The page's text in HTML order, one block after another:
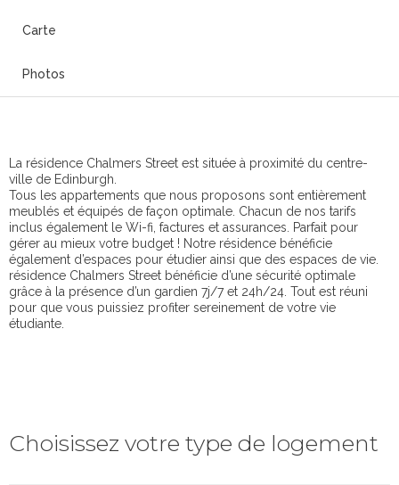
Carte
Photos
La résidence Chalmers Street est située à proximité du centre-
ville de Edinburgh.
Tous les appartements que nous proposons sont entièrement
meublés et équipés de façon optimale. Chacun de nos tarifs
inclus également le Wi-fi, factures et assurances. Parfait pour
gérer au mieux votre budget ! Notre résidence bénéficie
également d’espaces pour étudier ainsi que des espaces de vie.
résidence Chalmers Street bénéficie d’une sécurité optimale
grâce à la présence d’un gardien 7j/7 et 24h/24. Tout est réuni
pour que vous puissiez profiter sereinement de votre vie
étudiante.
Choisissez votre type de logement